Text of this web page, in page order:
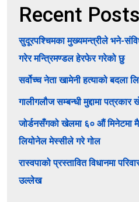
Recent Posts
सुदूरपश्चिमका मुख्यमन्त्रीले भने-
गरेर मन्त्रिमण्डल हेरफेर गरेको छु
सर्वोच्च नेता खामेनी हत्याको बदला
गालीगलौज सम्बन्धी मुद्दामा पत्रकार
जोर्डनसँगको खेलमा ६० औं मिनेटमा
लियोनेल मेस्सीले गरे गोल
रास्वपाको प्रस्तावित विधानमा
उल्लेख